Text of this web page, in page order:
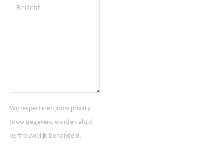
Wij respecteren jouw privacy.
Jouw gegevens worden altijd
vertrouwelijk behandeld.